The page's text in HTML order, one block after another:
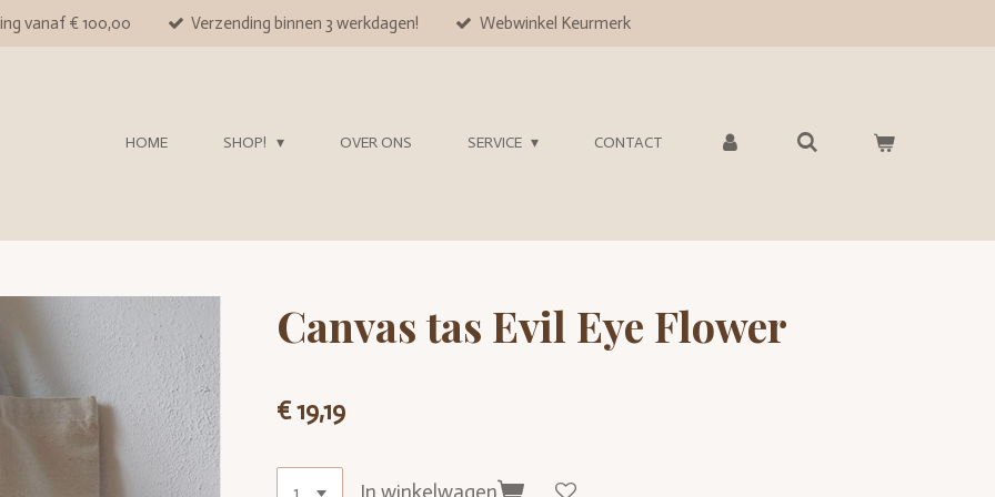
vanaf € 100,00 Verzending binnen 3 werkdagen! Webwinkel Keurmerk
HOME SHOP! OVER ONS SERVICE CONTACT
Canvas tas Evil Eye Flower
€ 19,19